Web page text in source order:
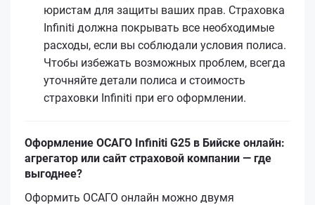
юристам для защиты ваших прав. Страховка
Infiniti должна покрывать все необходимые
расходы, если вы соблюдали условия полиса.
Чтобы избежать возможных проблем, всегда
уточняйте детали полиса и стоимость
страховки Infiniti при его оформлении.
Оформление ОСАГО Infiniti G25 в Бийске онлайн:
агрегатор или сайт страховой компании — где
выгоднее?
Оформить ОСАГО онлайн можно двумя